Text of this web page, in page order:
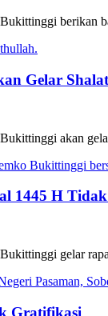
berikan
Gelar
akan
1445 H
gelar
Gratifikasi